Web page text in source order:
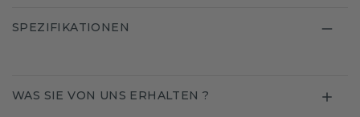
SPEZIFIKATIONEN
WAS SIE VON UNS ERHALTEN ?